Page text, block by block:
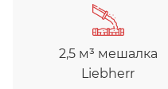
2,5 м³ мешалка
Liebherr